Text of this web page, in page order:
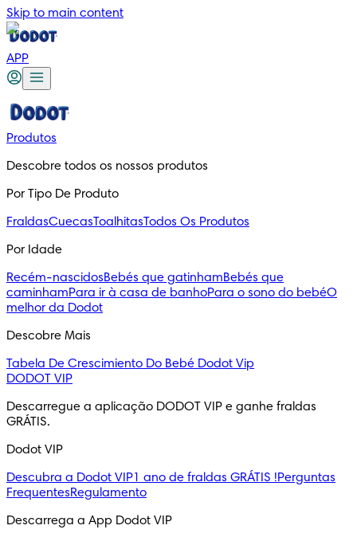
Skip to main content
APP
Produtos
Descobre todos os nossos produtos
Por Tipo De Produto
FraldasCuecasToalhitasTodos Os Produtos
Por Idade
Recém-nascidosBebés que gatinhamBebés que
caminhamPara ir à casa de banhoPara o sono do bebéO
melhor da Dodot
Descobre Mais
Tabela De Crescimiento Do Bebé Dodot Vip
DODOT VIP
Descarregue a aplicação DODOT VIP e ganhe fraldas
GRÁTIS.
Dodot VIP
Descubra a Dodot VIP1 ano de fraldas GRÁTIS !Perguntas
FrequentesRegulamento
Descarrega a App Dodot VIP